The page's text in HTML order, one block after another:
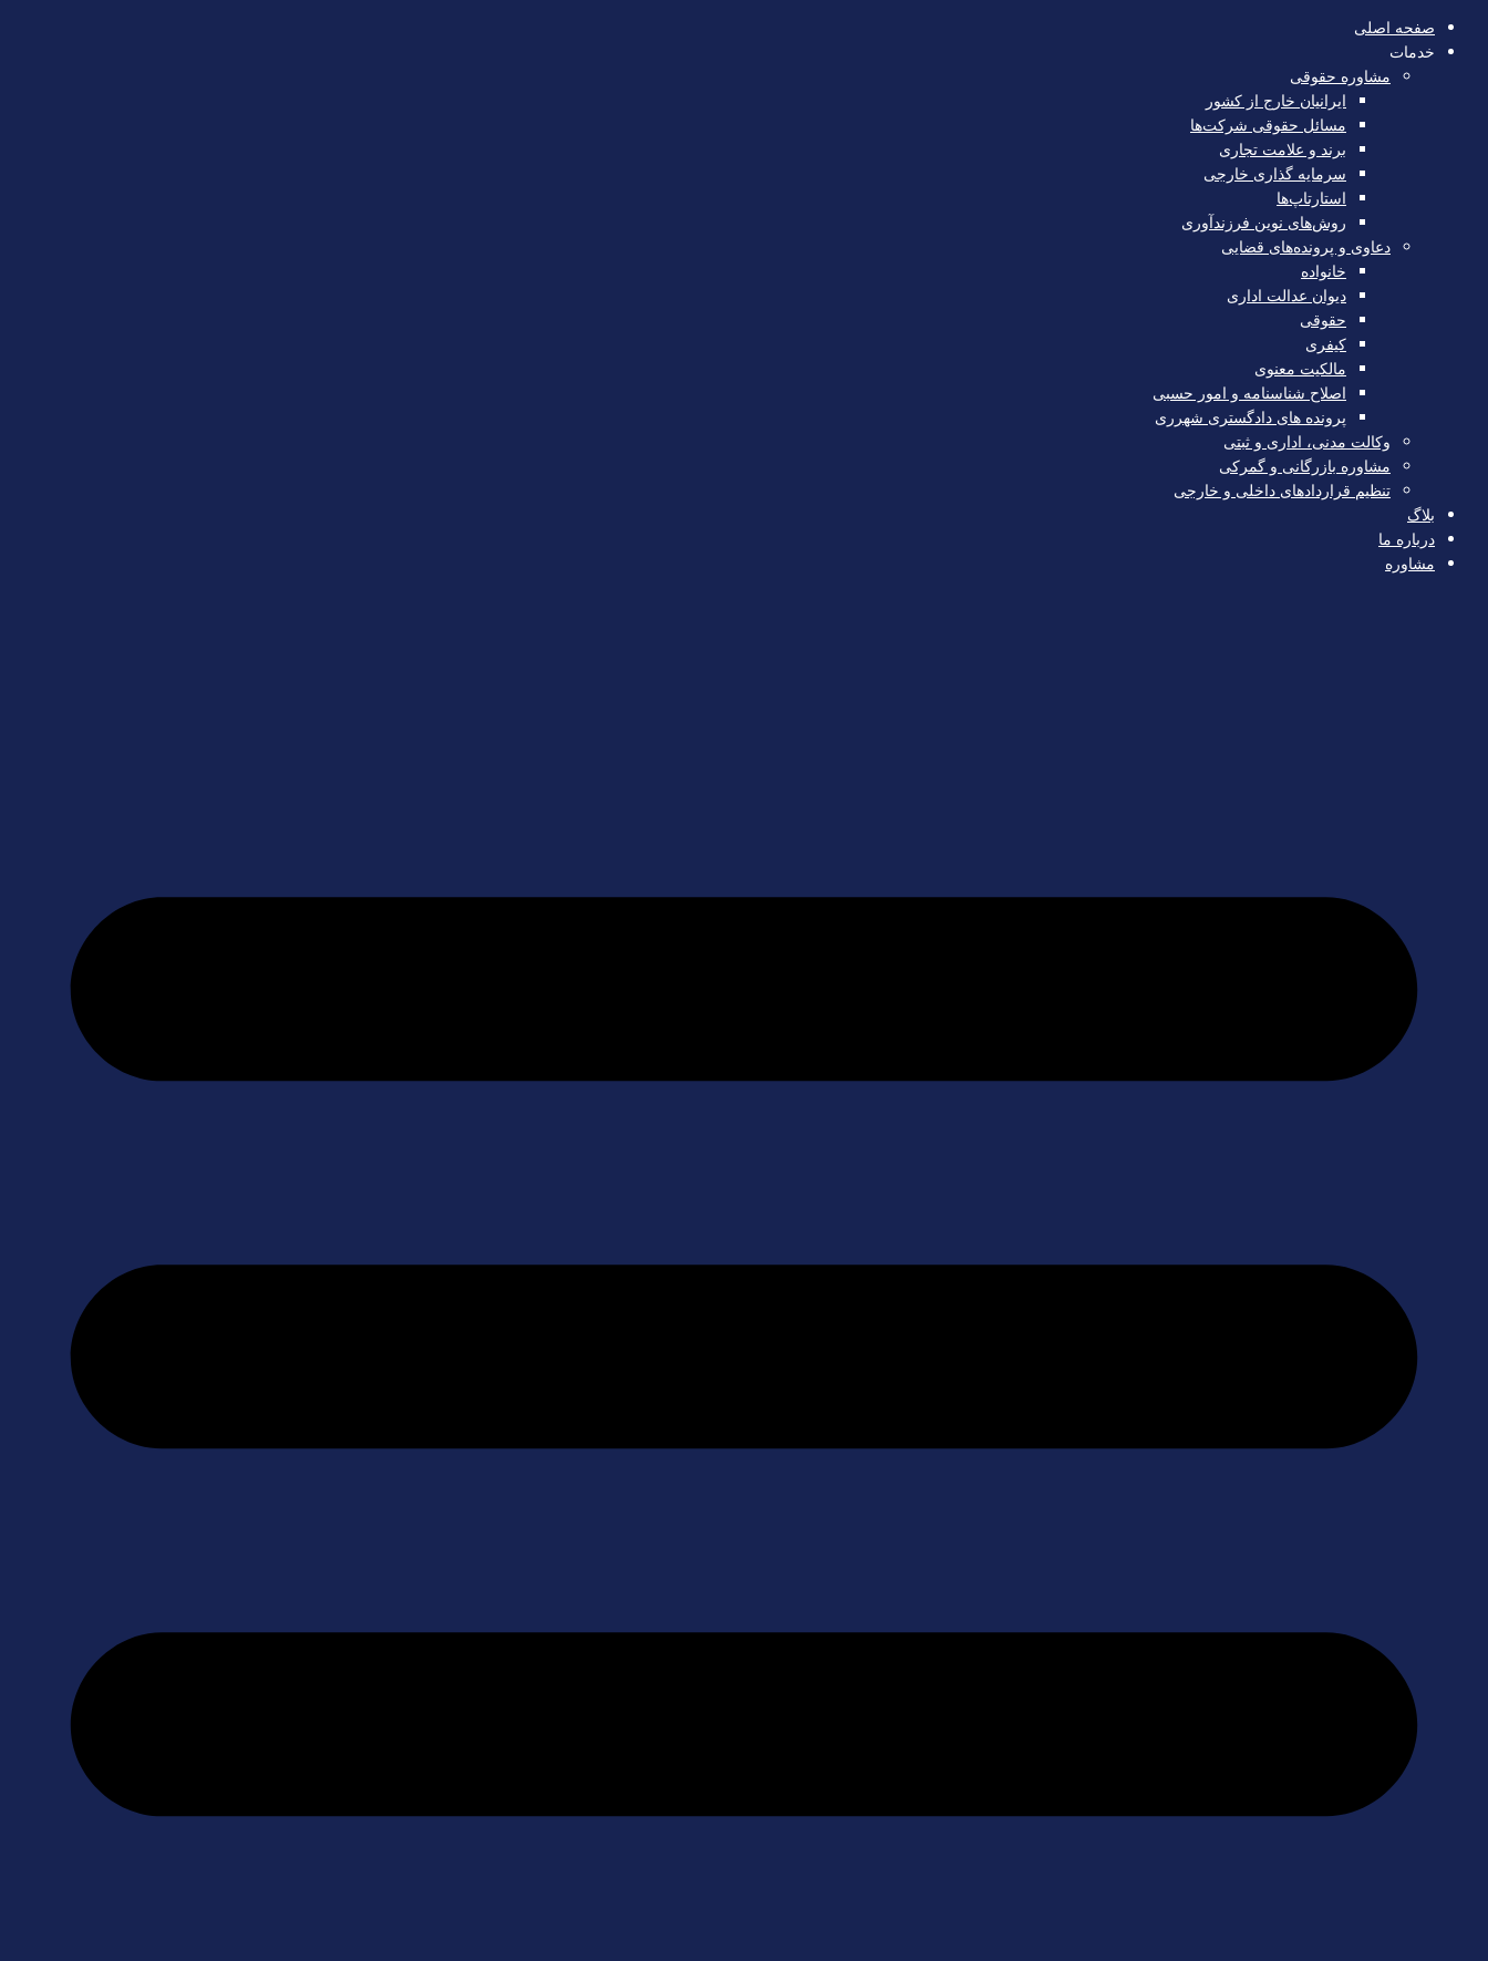
صفحه اصلی
خدمات
مشاوره حقوقی
ایرانیان خارج از کشور
مسائل حقوقی شرکت‌ها
برند و علامت تجاری
سرمایه‌ گذاری خارجی
استارتاپ‌ها
روش‌های نوین فرزندآوری
دعاوی و پرونده‌های قضایی
خانواده
دیوان عدالت اداری
حقوقی
کیفری
مالکیت معنوی
اصلاح شناسنامه و امور حسبی
پرونده های دادگستری شهرری
وکالت مدنی، اداری و ثبتی
مشاوره بازرگانی و گمرکی
تنظیم قراردادهای داخلی و خارجی
بلاگ
درباره ما
مشاوره